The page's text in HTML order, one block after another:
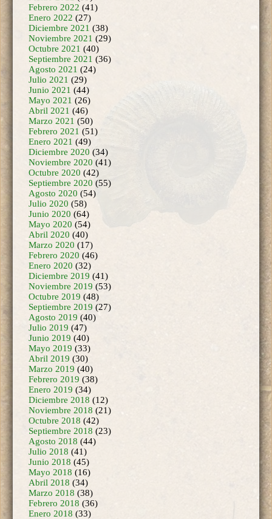
Octubre 2021(40)
Septiembre 2021 (36)
Agosto 2021(24)
Julio 2021(29)
Junio 2021(44)
Mayo 2021 (26)
Abril 2021(46)
Marzo 2021(50)
Febrero 2021(51)
Enero 2021 (49)
Diciembre 2020
Noviembre 2020
Octubre 2020(42)
Septiembre 2020 (55)
Agosto 2020(54)
Julio 2020(58)
Junio 2020(64)
Mayo 2020 (54)
Abril 2020(40)
Marzo 2020(17)
Febrero 2020(46)
Enero 2020 (32)
Diciembre 2019
Noviembre 2019
Octubre 2019(48)
Septiembre 2019 (27)
Agosto 2019(40)
Julio 2019(47)
Junio 2019(40)
Mayo 2019 (33)
Abril 2019(30)
Marzo 2019(40)
Febrero 2019(38)
Enero 2019 (34)
Diciembre 2018
Noviembre 2018
Octubre 2018(42)
Septiembre 2018 (23)
Agosto 2018(44)
Julio 2018(41)
Junio 2018(45)
Mayo 2018 (16)
Abril 2018(34)
Marzo 2018(38)
Febrero 2018(36)
Enero 2018 (33)
Diciembre 2017
Noviembre 2017
Octubre 2017(42)
Septiembre 2017 (46)